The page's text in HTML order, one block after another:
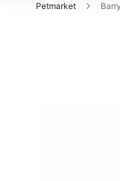
Petmarket